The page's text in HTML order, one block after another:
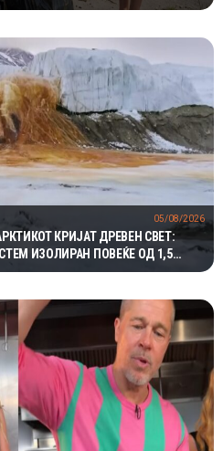
КРИЈАТ ДРЕВЕН СВЕТ:
ИЗОЛИРАН ПОВЕЌЕ ОД 1,5
05/08/2026